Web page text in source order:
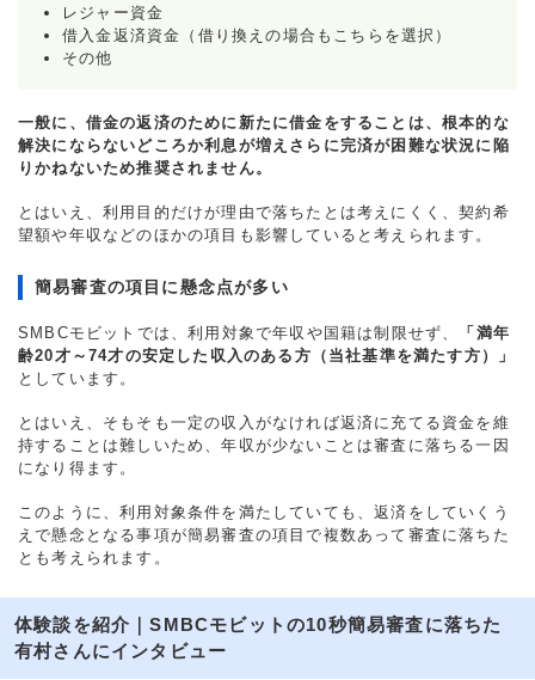
レジャー資金
借入金返済資金（借り換えの場合もこちらを選択）
その他
一般に、借金の返済のために新たに借金をすることは、根本的な
解決にならないどころか利息が増えさらに完済が困難な状況に陥
りかねないため推奨されません。
とはいえ、利用目的だけが理由で落ちたとは考えにくく、契約希
望額や年収などのほかの項目も影響していると考えられます。
簡易審査の項目に懸念点が多い
SMBCモビットでは、利用対象で年収や国籍は制限せず、
「満年
齢20才～74才の安定した収入のある方（当社基準を満たす方）」
としています。
とはいえ、そもそも一定の収入がなければ返済に充てる資金を維
持することは難しいため、年収が少ないことは審査に落ちる一因
になり得ます。
このように、利用対象条件を満たしていても、返済をしていくう
えで懸念となる事項が簡易審査の項目で複数あって審査に落ちた
とも考えられます。
体験談を紹介｜SMBCモビットの10秒簡易審査に落ちた
有村さんにインタビュー